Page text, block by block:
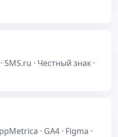
· Честный знак ·
· GA4 · Figma ·